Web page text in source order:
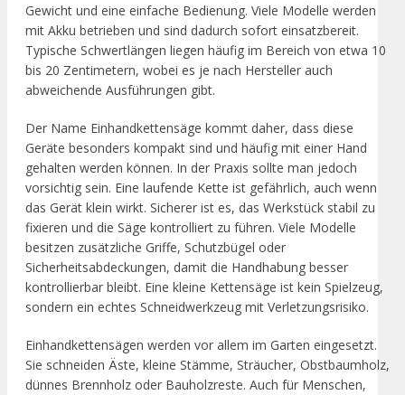
Gewicht und eine einfache Bedienung. Viele Modelle werden
mit Akku betrieben und sind dadurch sofort einsatzbereit.
Typische Schwertlängen liegen häufig im Bereich von etwa 10
bis 20 Zentimetern, wobei es je nach Hersteller auch
abweichende Ausführungen gibt.
Der Name Einhandkettensäge kommt daher, dass diese
Geräte besonders kompakt sind und häufig mit einer Hand
gehalten werden können. In der Praxis sollte man jedoch
vorsichtig sein. Eine laufende Kette ist gefährlich, auch wenn
das Gerät klein wirkt. Sicherer ist es, das Werkstück stabil zu
fixieren und die Säge kontrolliert zu führen. Viele Modelle
besitzen zusätzliche Griffe, Schutzbügel oder
Sicherheitsabdeckungen, damit die Handhabung besser
kontrollierbar bleibt. Eine kleine Kettensäge ist kein Spielzeug,
sondern ein echtes Schneidwerkzeug mit Verletzungsrisiko.
Einhandkettensägen werden vor allem im Garten eingesetzt.
Sie schneiden Äste, kleine Stämme, Sträucher, Obstbaumholz,
dünnes Brennholz oder Bauholzreste. Auch für Menschen,